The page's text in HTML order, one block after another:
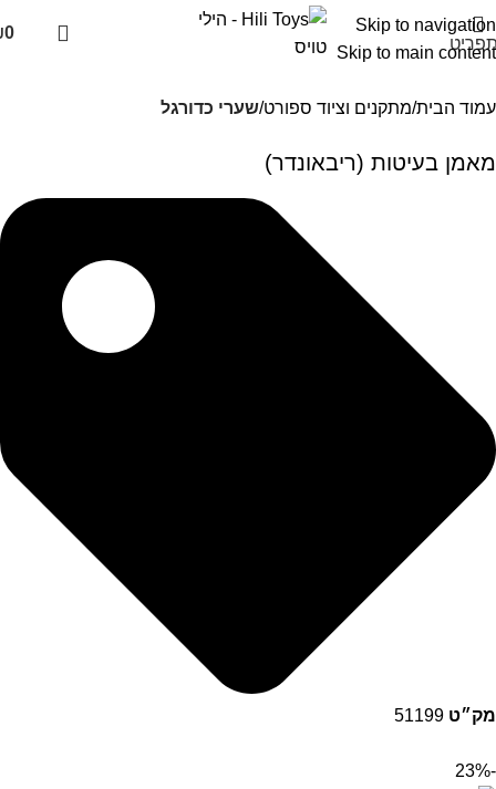
Skip to navigation
Skip to main content
0
עמוד הבית מתקנים וציוד ספורט שערי כדורגל
מאמן בעיטות (ריבאונדר)
מק״ט
-23%